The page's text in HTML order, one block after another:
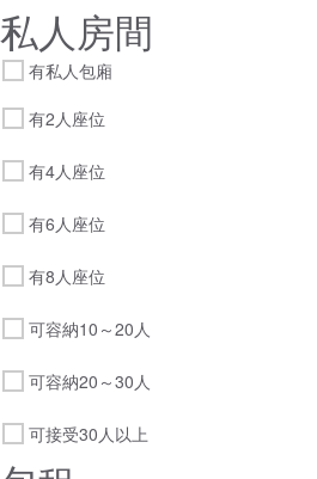
私人房間
有私人包廂
有2人座位
有4人座位
有6人座位
有8人座位
可容納10～20人
可容納20～30人
可接受30人以上